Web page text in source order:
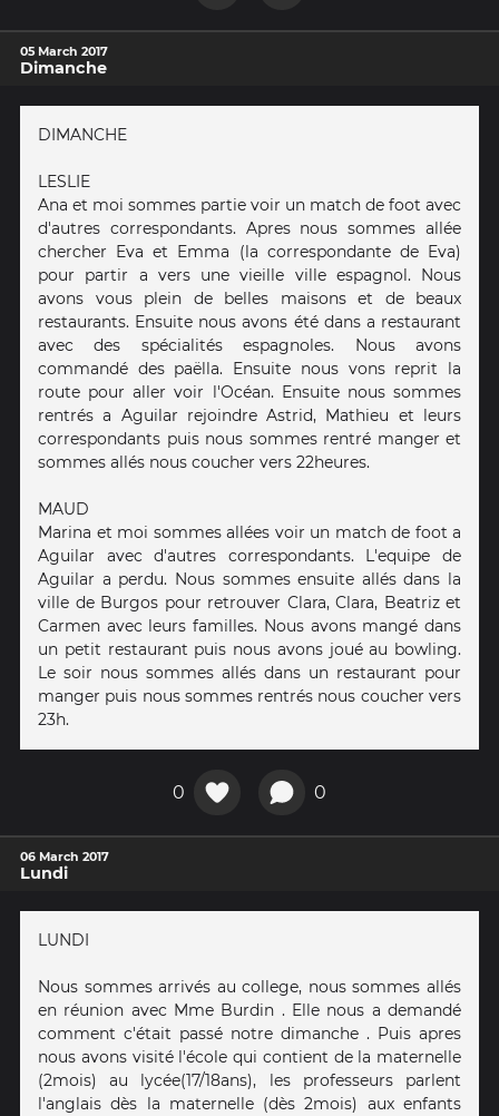
05 March 2017
Dimanche
DIMANCHE
LESLIE
Ana et moi sommes partie voir un match de foot avec
d'autres correspondants. Apres nous sommes allée
chercher Eva et Emma (la correspondante de Eva)
pour partir a vers une vieille ville espagnol. Nous
avons vous plein de belles maisons et de beaux
restaurants. Ensuite nous avons été dans a restaurant
avec des spécialités espagnoles. Nous avons
commandé des paëlla. Ensuite nous vons reprit la
route pour aller voir l'Océan. Ensuite nous sommes
rentrés a Aguilar rejoindre Astrid, Mathieu et leurs
correspondants puis nous sommes rentré manger et
sommes allés nous coucher vers 22heures.
MAUD
Marina et moi sommes allées voir un match de foot a
Aguilar avec d'autres correspondants. L'equipe de
Aguilar a perdu. Nous sommes ensuite allés dans la
ville de Burgos pour retrouver Clara, Clara, Beatriz et
Carmen avec leurs familles. Nous avons mangé dans
un petit restaurant puis nous avons joué au bowling.
Le soir nous sommes allés dans un restaurant pour
manger puis nous sommes rentrés nous coucher vers
23h.
0 0
06 March 2017
Lundi
LUNDI
Nous sommes arrivés au college, nous sommes allés
en réunion avec Mme Burdin . Elle nous a demandé
comment c'était passé notre dimanche . Puis apres
nous avons visité l'école qui contient de la maternelle
(2mois) au lycée(17/18ans), les professeurs parlent
l'anglais dès la maternelle (dès 2mois) aux enfants